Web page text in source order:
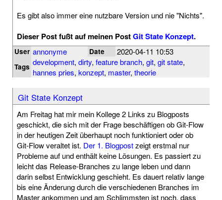
Es gibt also immer eine nutzbare Version und nie "Nichts".
Dieser Post fußt auf meinen PostGit State Konzept.
User annonyme Date 2020-04-11 10:53
Tags development, dirty, feature branch, git, git state,
hannes pries, konzept, master, theorie
Git State Konzept
Am Freitag hat mir mein Kollege 2 Links zu Blogposts
geschickt, die sich mit der Frage beschäftigen ob Git-Flow
in der heutigen Zeit überhaupt noch funktioniert oder ob
Git-Flow veraltet ist. Der 1. Blogpostzeigt erstmal nur
Probleme auf und enthält keine Lösungen. Es passiert zu
leicht das Release-Branches zu lange leben und dann
darin selbst Entwicklung geschieht. Es dauert relativ lange
bis eine Änderung durch die verschiedenen Branches im
Master ankommen und am Schlimmsten ist noch, dass